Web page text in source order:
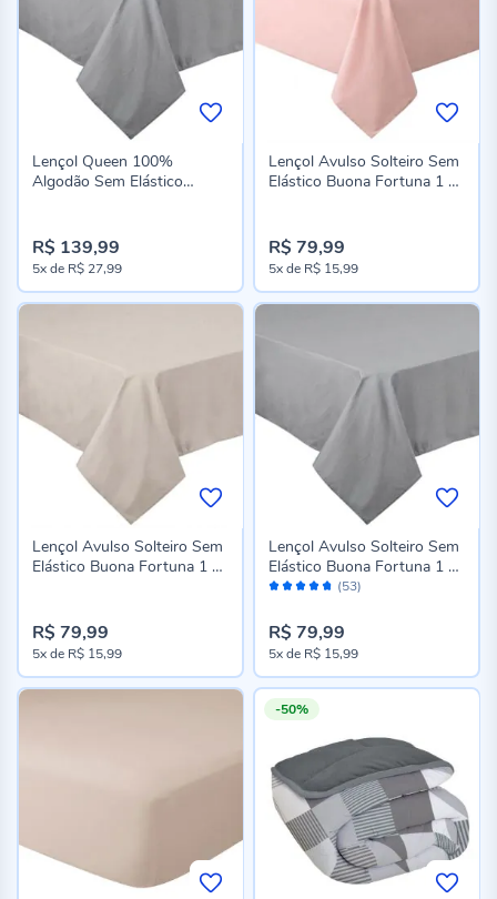
Lençol Queen 100%
Algodão Sem Elástico
R$ 139,99
5xde R$ 27,99
Lençol Avulso Solteiro Sem
Elástico Buona Fortuna 1 Pç
R$ 79,99
5xde R$ 15,99
Lençol Avulso Solteiro Sem
Elástico Buona Fortuna 1 Pç
R$ 79,99
5xde R$ 15,99
Avaliação: (53)
Lençol Avulso Solteiro Sem
Elástico Buona Fortuna 1 Pç
- Cinza Prata Liso Novo
R$ 79,99
5xde R$ 15,99
-50%